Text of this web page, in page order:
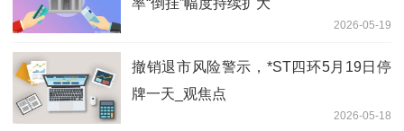
2026-05-19
撤销退市风险警示，*ST四环5月19日停
牌一天_观焦点
2026-05-18